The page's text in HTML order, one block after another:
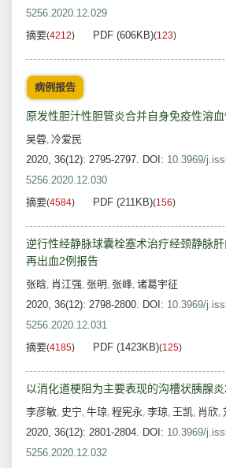
5256.2020.12.029
摘要(4212) PDF (606KB)(123)
病例报告
原发性胆汁性胆管炎合并自身免疫性溶
吴蓉, 冷爱民
2020, 36(12): 2795-2797. DOI: 10.3969/
5256.2020.12.030
摘要(4584) PDF (211KB)(156)
逆行性经静脉球囊栓塞术治疗经颈静脉
再出血2例报告
张晗, 肖江强, 张明 , 张峰, 诸葛宇征
2020, 36(12): 2798-2800. DOI: 10.3969/
5256.2020.12.031
摘要(4185) PDF (1423KB)(125)
以消化道梗阻为主要表现的沟槽状胰腺
李彦敏, 史宁, 牛琼, 程宪永, 李琼, 王凯, 肖欣,
2020, 36(12): 2801-2804. DOI: 10.3969/
5256.2020.12.032